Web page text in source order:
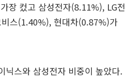
장 컸고 삼성전자(8.11%), LG전
스(1.40%), 현대차(0.87%)가
닉스와 삼성전자 비중이 높았다.